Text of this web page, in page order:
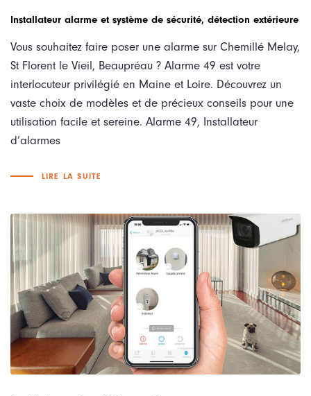
Installateur alarme et système de sécurité, détection extérieure
Vous souhaitez faire poser une alarme sur Chemillé Melay,
St Florent le Vieil, Beaupréau ? Alarme 49 est votre
interlocuteur privilégié en Maine et Loire. Découvrez un
vaste choix de modèles et de précieux conseils pour une
utilisation facile et sereine. Alarme 49, Installateur
d’alarmes
LIRE LA SUITE